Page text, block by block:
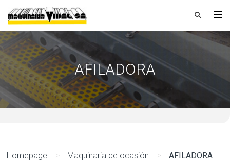
AFILADORA
Homepage > Maquinaria de ocasión > AFILADORA